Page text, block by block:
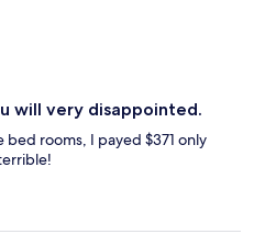
will very disappointed.
bed rooms, I payed $371 only